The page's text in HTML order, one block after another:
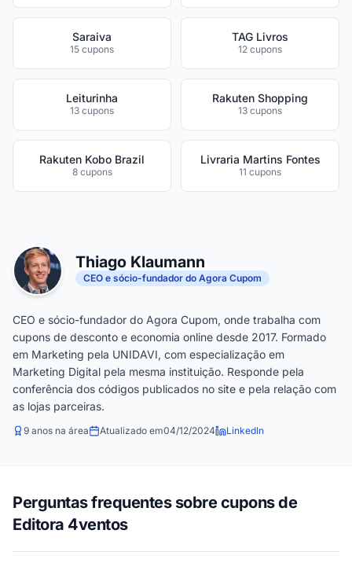
Saraiva
15 cupons
TAG Livros
12 cupons
Leiturinha
13 cupons
Rakuten Shopping
13 cupons
Rakuten Kobo Brazil
8 cupons
Livraria Martins Fontes
11 cupons
Thiago Klaumann
CEO e sócio-fundador do Agora Cupom
CEO e sócio-fundador do Agora Cupom, onde trabalha com
cupons de desconto e economia online desde 2017. Formado
em Marketing pela UNIDAVI, com especialização em
Marketing Digital pela mesma instituição. Responde pela
conferência dos códigos publicados no site e pela relação com
as lojas parceiras.
9 anos na área Atualizado em04/12/2024 LinkedIn
Perguntas frequentes sobre cupons de
Editora 4ventos